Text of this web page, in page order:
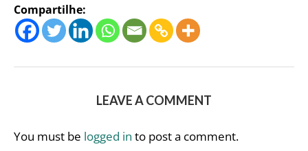
Compartilhe:
LEAVE A COMMENT
You must be logged in to post a comment.